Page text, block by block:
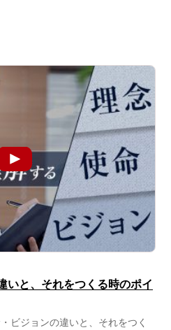
いと、それをつくる時のポイ
ビジョンの違いと、それをつく